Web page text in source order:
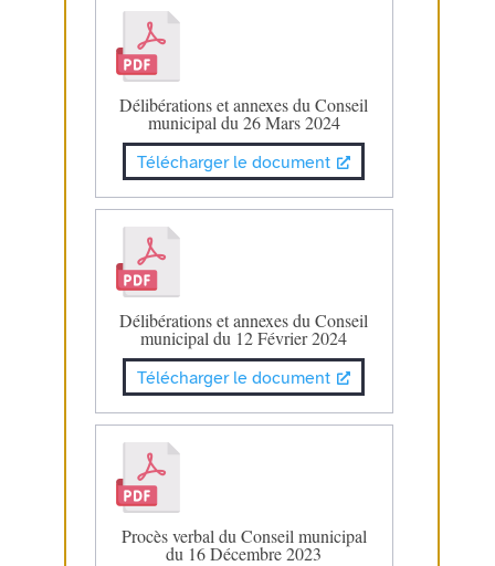
Délibérations et annexes du Conseil
municipal du 26 Mars 2024
Télécharger le document
Délibérations et annexes du Conseil
municipal du 12 Février 2024
Télécharger le document
Procès verbal du Conseil municipal
du 16 Décembre 2023